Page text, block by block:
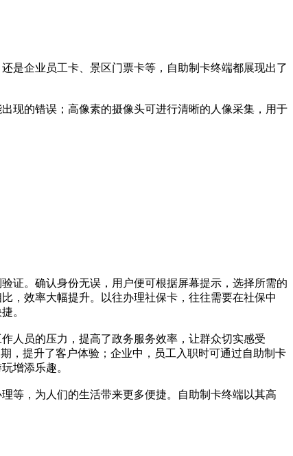
企业员工卡、景区门票卡等，自助制卡终端都展现出了
的错误；高像素的摄像头可进行清晰的人像采集，用于
。确认身份无误，用户便可根据屏幕提示，选择所需的
，效率大幅提升。以往办理社保卡，往往需要在社保中
。
员的压力，提高了政务服务效率，让群众切实感受
，提升了客户体验；企业中，员工入职时可通过自助制卡
增添乐趣。
，为人们的生活带来更多便捷。自助制卡终端以其高